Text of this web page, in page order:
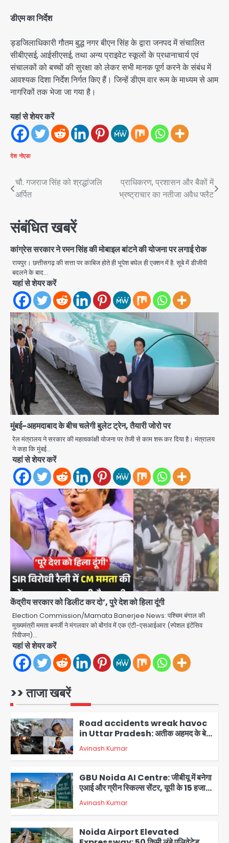
डीएम का निर्देश
ड्डजिलाधिकारी गौतम बुद्ध नगर बीएन सिंह के द्वारा जनपद में संचालित
सीबीएसई, आईसीएसई, तथा अन्य प्राइवेट स्कूलों के प्रधानाचार्य एवं
संचालकों को बच्चों की सुरक्षा को लेकर सभी मानक पूर्ण करने के संबंध में
आवश्यक दिशा निर्देश निर्गत किए हैं। जिन्हें डीएम वार रूम के माध्यम से आम
नागरिकों तक भेजा जा गया है।
यहां से शेयर करें
देश नोएडा
Post
चौ. गजराज सिंह को श्रद्धांजलि
अर्पित
प्राधिकरण, प्रशासन और बैकों में
भ्रष्ट्राचार का नतीजा अवैध फ्लैट
संबंधित खबरें
कांग्रेस सरकार ने रमन सिंह की मोबाइल बांटने की योजना पर लगाई रोक
रायपुर। छत्तीसगढ़ की सत्ता पर काबिज होते ही भूपेश बघेल ही एक्शन में है. सूबे में डीजीपी
बदलने के बाद…
यहां से शेयर करें
मुंबई-अहमदाबाद के बीच चलेगी बुलेट ट्रेन, तैयारी जोरो पर
रेल मंत्रालय ने सरकार की महत्वकांक्षी योजना पर तेजी से काम शरू कर दिया है। मंत्रालय
ने कहा कि मुंबई…
यहां से शेयर करें
केंद्रीय सरकार को डिलीट कर दो’, पुरे देश को हिला दूंगी
Election Commission/Mamata Banerjee News: पश्चिम बंगाल की
मुख्यमंत्री ममता बनर्जी ने मंगलवार को बोंगांव में एक एंटी-एसआईआर (स्पेशल इंटेंसिव
रिवीजन)…
यहां से शेयर करें
>> ताजा खबरें
2
अबान की मौत, हमीरपुर में बस-टैंकर भिड़ंत में
तीन की जान गई
Avinash Kumar
3
GBU Noida AI Centre: जीबीयू में बनेगा
एआई और ग्रीन स्किल्स सेंटर, यूपी के 15 हजार
युवाओं को मिलेगा फ्री ट्रेनिंग
Avinash Kumar
4
Noida Airport Elevated
Expressway: 50 किमी लंबे एलिवेटेड
एक्सप्रेसवे से दिल्ली-हरियाणा से सीधे जुड़ेगा
नोएडा एयरपोर्ट, 4000 करोड़ रुपये की लागत
से बनेगा 6-लेन एक्सप्रेसवे
मोहम्मद इमरान
5
Heavy rains wreak havoc in
Uttarakhand: भूस्खलन से यमुनोत्री,
के निशान के पार
1
Air India Flight Turbulence: हवा
2
Road accidents wreak havoc
in Uttar Pradesh: अतीक अहमद के बेटे
अबान की मौत, हमीरपुर में बस-टैंकर भिड़ंत में
तीन की जान गई
Avinash Kumar
3
GBU Noida AI Centre: जीबीयू में बनेगा
एआई और ग्रीन स्किल्स सेंटर, यूपी के 15 हजार
युवाओं को मिलेगा फ्री ट्रेनिंग
Avinash Kumar
Noida Airport Elevated